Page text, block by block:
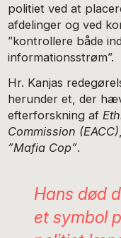
politiet ved at
afdelinger og ved
”kontrollere både
informationsstrøm”.
Hr. Kanjas
herunder et, der
efterforskning af
Commission (EACC)
”Mafia Cop”.
Hans død
et symbol